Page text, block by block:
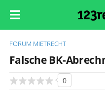
FORUM MIETRECHT
Falsche BK-
0